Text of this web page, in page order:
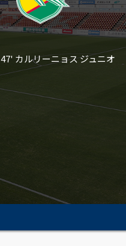
47' カルリーニョス ジュニオ